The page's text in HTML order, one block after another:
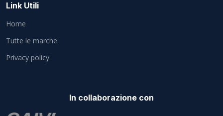
Link Utili
Home
Tutte le marche
Privacy policy
In collaborazione con